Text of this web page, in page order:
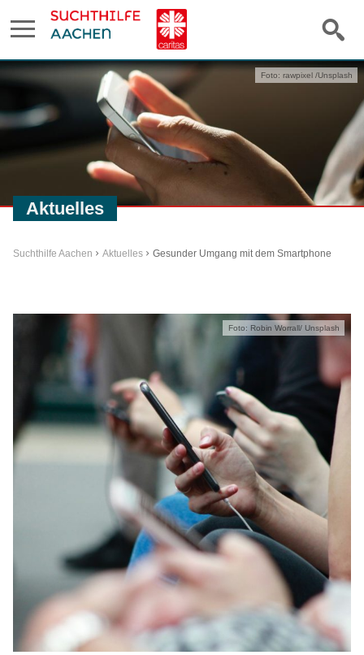
Aktuelles
Foto: rawpixel /Unsplash
Suchthilfe Aachen Aktuelles Gesunder Umgang mit dem Smartphone
Foto: Robin Worrall/ Unsplash